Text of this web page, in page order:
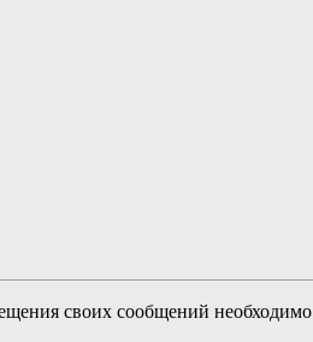
своих сообщений необходимо